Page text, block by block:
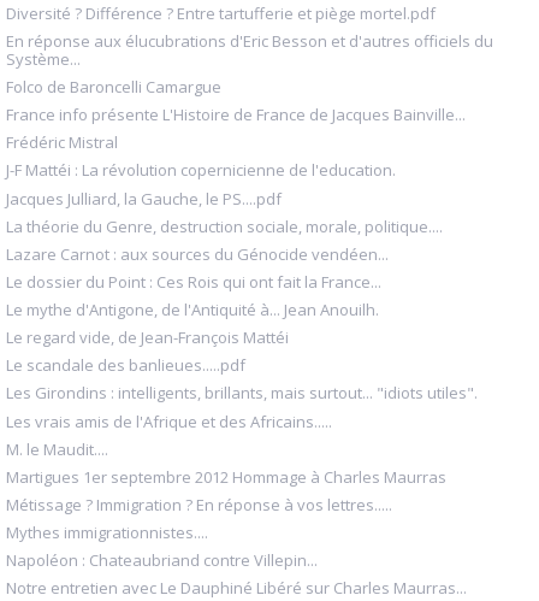
Diversité ? Différence ? Entre tartufferie et piège mortel.pdf
En réponse aux élucubrations d'Eric Besson et d'autres officiels du
Système...
Folco de Baroncelli Camargue
France info présente L'Histoire de France de Jacques Bainville...
Frédéric Mistral
J-F Mattéi : La révolution copernicienne de l'education.
Jacques Julliard, la Gauche, le PS....pdf
La théorie du Genre, destruction sociale, morale, politique....
Lazare Carnot : aux sources du Génocide vendéen...
Le dossier du Point : Ces Rois qui ont fait la France...
Le mythe d'Antigone, de l'Antiquité à... Jean Anouilh.
Le regard vide, de Jean-François Mattéi
Le scandale des banlieues.....pdf
Les Girondins : intelligents, brillants, mais surtout... "idiots utiles".
Les vrais amis de l'Afrique et des Africains.....
M. le Maudit....
Martigues 1er septembre 2012 Hommage à Charles Maurras
Métissage ? Immigration ? En réponse à vos lettres.....
Mythes immigrationnistes....
Napoléon : Chateaubriand contre Villepin...
Notre entretien avec Le Dauphiné Libéré sur Charles Maurras...